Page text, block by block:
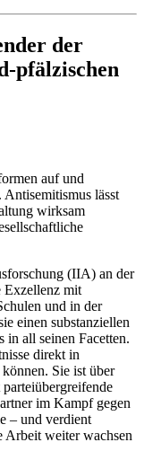
der
pfälzischen
auf und
Antisemitismus lässt
wirksam
(IIA) an der
Exzellenz mit
und in der
einen substanziellen
all seinen Facetten.
direkt in
Sie ist über
im Kampf gegen
– und verdient
Arbeit weiter wachsen